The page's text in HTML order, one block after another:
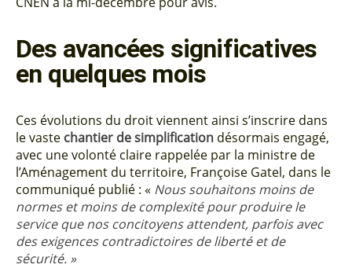
Des avancées significatives
en quelques mois
Ces évolutions du droit viennent ainsi s’inscrire dans
le vaste chantier de simplification désormais engagé,
avec une volonté claire rappelée par la ministre de
l’Aménagement du territoire, Françoise Gatel, dans le
communiqué publié : « Nous souhaitons moins de
normes et moins de complexité pour produire le
service que nos concitoyens attendent, parfois avec
des exigences contradictoires de liberté et de
sécurité. »